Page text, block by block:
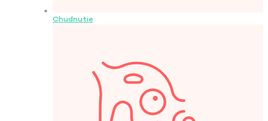
Chudnutie